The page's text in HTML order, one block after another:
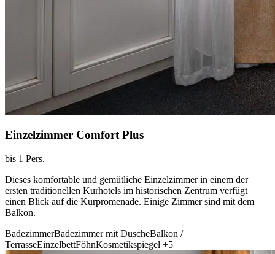
Einzelzimmer Comfort Plus
bis 1 Pers.
Dieses komfortable und gemütliche Einzelzimmer in einem der
ersten traditionellen Kurhotels im historischen Zentrum verfügt
einen Blick auf die Kurpromenade. Einige Zimmer sind mit dem
Balkon.
BadezimmerBadezimmer mit DuscheBalkon /
TerrasseEinzelbettFöhnKosmetikspiegel +5